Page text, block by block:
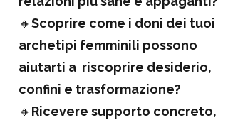
🔸Scoprire come i doni dei tuoi
archetipi femminili possono
aiutarti a riscoprire desiderio,
confini e trasformazione?
🔸 Ricevere supporto concreto,